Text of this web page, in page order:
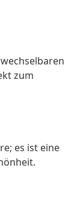
zum
es ist eine